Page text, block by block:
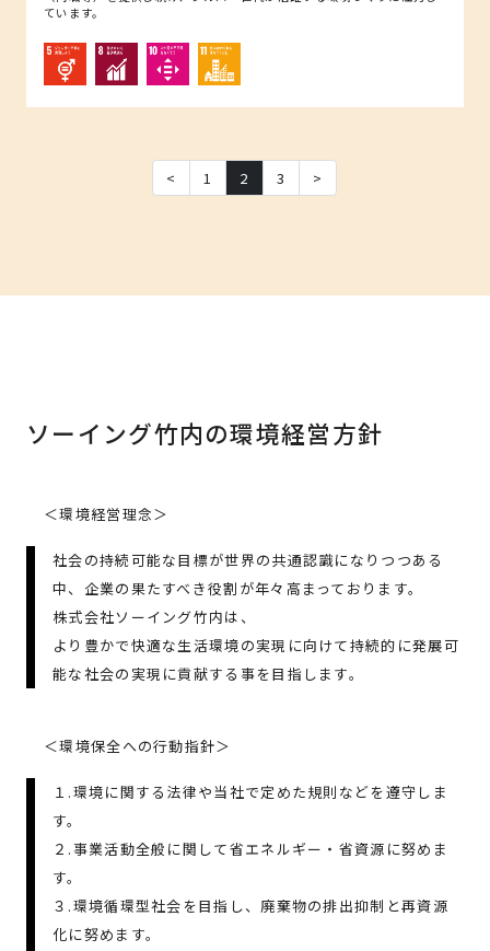
ています。
< 1 2 3 >
ソーイング竹内の環境経営方針
＜環境経営理念＞
社会の持続可能な目標が世界の共通認識になりつつある
中、企業の果たすべき役割が年々高まっております。
株式会社ソーイング竹内は、
より豊かで快適な生活環境の実現に向けて持続的に発展可
能な社会の実現に貢献する事を目指します。
＜環境保全への行動指針＞
１.環境に関する法律や当社で定めた規則などを遵守しま
す。
２.事業活動全般に関して省エネルギー・省資源に努めま
す。
３.環境循環型社会を目指し、廃棄物の排出抑制と再資源
化に努めます。